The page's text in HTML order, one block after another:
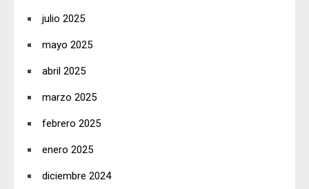
julio 2025
mayo 2025
abril 2025
marzo 2025
febrero 2025
enero 2025
diciembre 2024